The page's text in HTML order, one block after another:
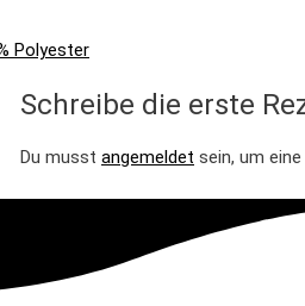
Polyester
Schreibe die erste
Du musst angemeldet sein, um